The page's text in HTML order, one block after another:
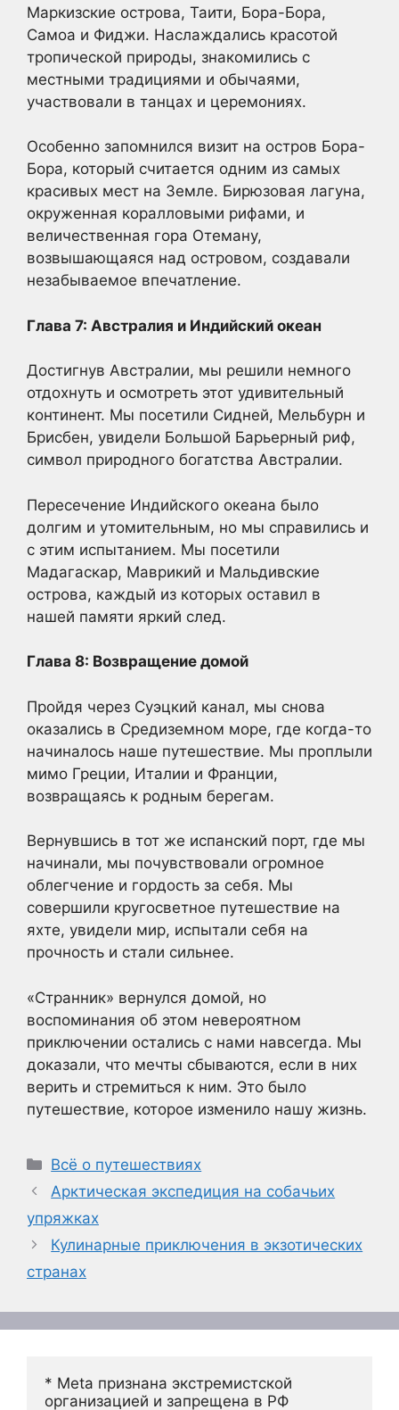
Маркизские острова, Таити, Бора-Бора,
Самоа и Фиджи. Наслаждались красотой
тропической природы, знакомились с
местными традициями и обычаями,
участвовали в танцах и церемониях.
Особенно запомнился визит на остров Бора-
Бора, который считается одним из самых
красивых мест на Земле. Бирюзовая лагуна,
окруженная коралловыми рифами, и
величественная гора Отеману,
возвышающаяся над островом, создавали
незабываемое впечатление.
Глава 7: Австралия и Индийский океан
Достигнув Австралии, мы решили немного
отдохнуть и осмотреть этот удивительный
континент. Мы посетили Сидней, Мельбурн и
Брисбен, увидели Большой Барьерный риф,
символ природного богатства Австралии.
Пересечение Индийского океана было
долгим и утомительным, но мы справились и
с этим испытанием. Мы посетили
Мадагаскар, Маврикий и Мальдивские
острова, каждый из которых оставил в
нашей памяти яркий след.
Глава 8: Возвращение домой
Пройдя через Суэцкий канал, мы снова
оказались в Средиземном море, где когда-то
начиналось наше путешествие. Мы проплыли
мимо Греции, Италии и Франции,
возвращаясь к родным берегам.
Вернувшись в тот же испанский порт, где мы
начинали, мы почувствовали огромное
облегчение и гордость за себя. Мы
совершили кругосветное путешествие на
яхте, увидели мир, испытали себя на
прочность и стали сильнее.
«Странник» вернулся домой, но
воспоминания об этом невероятном
приключении остались с нами навсегда. Мы
доказали, что мечты сбываются, если в них
верить и стремиться к ним. Это было
путешествие, которое изменило нашу жизнь.
Рубрики
Всё о путешествиях
Арктическая экспедиция на собачьих
упряжках
Кулинарные приключения в экзотических
странах
* Meta признана экстремистской
организацией и запрещена в РФ